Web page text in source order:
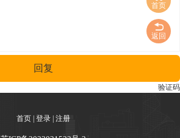
首页
返回
回复
验证码
首页 登录 注册